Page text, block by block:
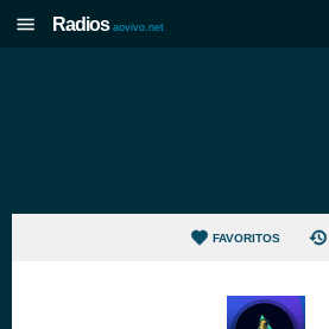
Radios aovivo.net
FAVORITOS